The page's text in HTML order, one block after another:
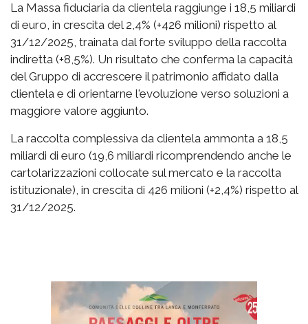
La Massa fiduciaria da clientela raggiunge i 18,5 miliardi
di euro, in crescita del 2,4% (+426 milioni) rispetto al
31/12/2025, trainata dal forte sviluppo della raccolta
indiretta (+8,5%). Un risultato che conferma la capacità
del Gruppo di accrescere il patrimonio affidato dalla
clientela e di orientarne l'evoluzione verso soluzioni a
maggiore valore aggiunto.
La raccolta complessiva da clientela ammonta a 18,5
miliardi di euro (19,6 miliardi ricomprendendo anche le
cartolarizzazioni collocate sul mercato e la raccolta
istituzionale), in crescita di 426 milioni (+2,4%) rispetto al
31/12/2025.